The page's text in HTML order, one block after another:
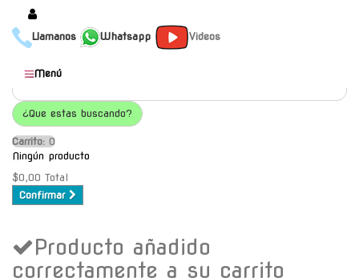
Llamanos Whatsapp Videos
Productos
Populares
Categorías
Marcas
Mayoristas
Contacto
Envío gratis a C.A.B.A. a
partir de $30000
Menú
¿Que estas buscando?
Carrito: O
Ningún producto
$0,00 Total
Confirmar
Producto añadido
correctamente a su carrito